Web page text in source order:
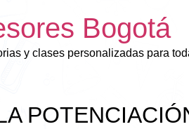
Bogotá
y clases personalizadas para